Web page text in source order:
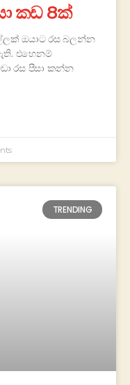
කඩ 8ක්
ඔයාට රස බලන්න
එහෙනම්
රස පීසා කන්න
TRENDING